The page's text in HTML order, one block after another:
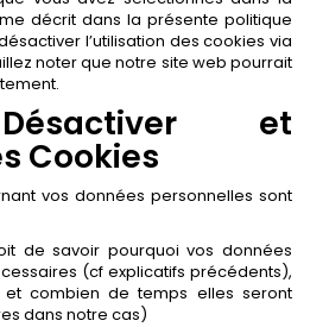
décrit dans la présente politique
l’utilisation des cookies via
noter que notre site web pourrait
et
Cookies
vos données personnelles sont
de savoir pourquoi vos données
(cf explicatifs précédents),
combien de temps elles seront
dans notre cas)